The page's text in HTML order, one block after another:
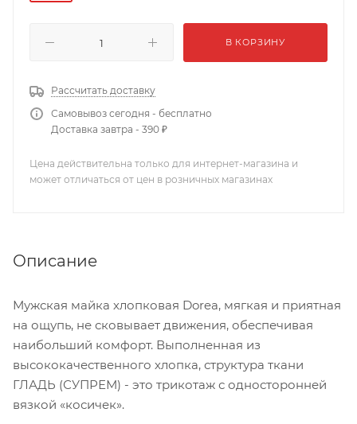
В КОРЗИНУ
Рассчитать доставку
Самовывоз сегодня - бесплатно
Доставка завтра - 390 ₽
Цена действительна только для интернет-магазина и
может отличаться от цен в розничных магазинах
Описание
Мужская майка хлопковая Dorea, мягкая и приятная
на ощупь, не сковывает движения, обеспечивая
наибольший комфорт. Выполненная из
высококачественного хлопка, структура ткани
ГЛАДЬ (СУПРЕМ) - это трикотаж с односторонней
вязкой «косичек».